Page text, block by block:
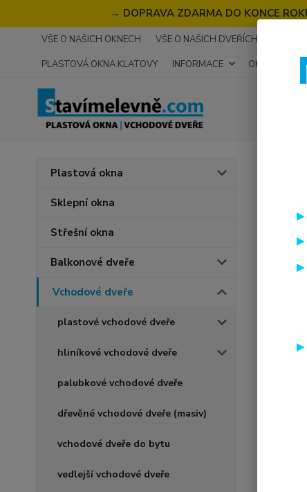
→ DOPRAVA ZDARMA DO KONCE
VŠE O NAŠICH OKNECH VŠE O NAŠICH DVEŘÍCH
PLASTOVÁ OKNA KLATOVY
INFORMACE OKNA NA
Plastová okna
Sklepní okna
Střešní okna
Balkonové dveře
Vchodové dveře
plastové vchodové dveře
hliníkové vchodové dveře
palubkové vchodové dveře
dřevěné vchodové dveře (masiv)
vchodové dveře do bytu
vedlejší vchodové dveře